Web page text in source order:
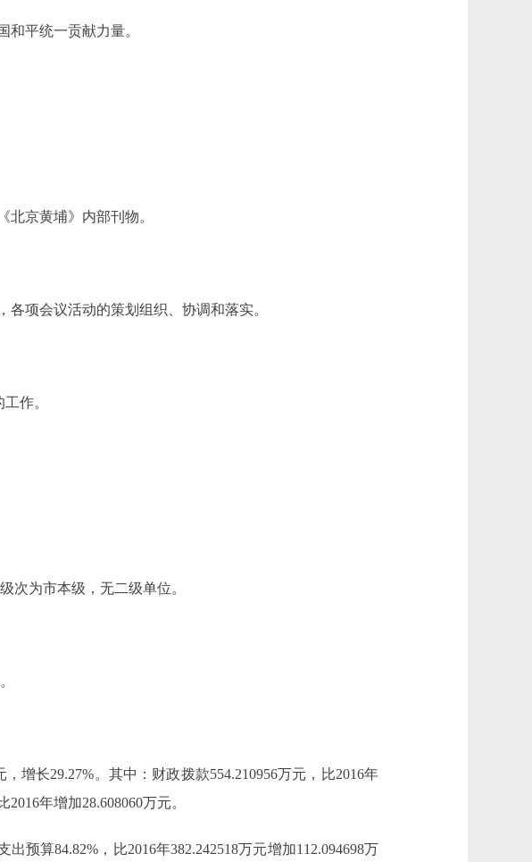
平统一贡献力量。
京黄埔》内部刊物。
项会议活动的策划组织、协调和落实。
作。
为市本级，无二级单位。
增长29.27%。其中：财政拨款554.210956万元，比2016年
年增加28.608060万元。
算84.82%，比2016年382.242518万元增加112.094698万